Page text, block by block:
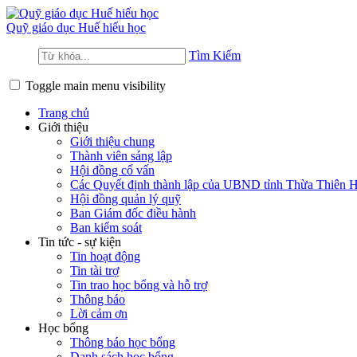
Quỹ giáo dục Huế hiếu học
Tìm Kiếm
Toggle main menu visibility
Trang chủ
Giới thiệu
Giới thiệu chung
Thành viên sáng lập
Hội đồng cố vấn
Các Quyết định thành lập của UBND tỉnh Thừa Thiên
Hội đồng quản lý quỹ
Ban Giám đốc điều hành
Ban kiểm soát
Tin tức - sự kiện
Tin hoạt động
Tin tài trợ
Tin trao học bổng và hỗ trợ
Thông báo
Lời cảm ơn
Học bổng
Thông báo học bổng